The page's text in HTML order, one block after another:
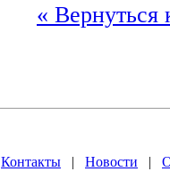
« Вернуться
Контакты | Новости |